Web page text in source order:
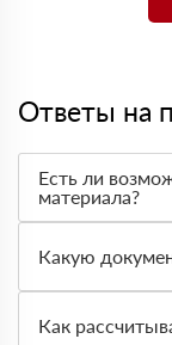
Ответы на
Есть ли
материала?
оплата по
доставленный
Вы вправе от
Какую
сертификаты и
Как